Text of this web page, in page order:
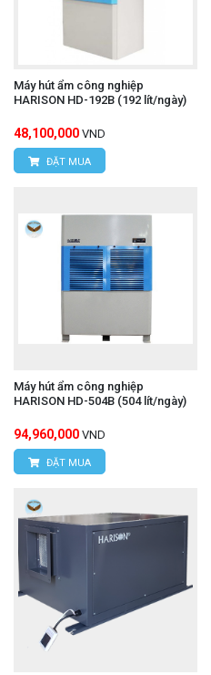
Máy hút ẩm công nghiệp
HARISON HD-192B (192 lít/ngày)
48,100,000 VND
ĐẶT MUA
Máy hút ẩm công nghiệp
HARISON HD-504B (504 lít/ngày)
94,960,000 VND
ĐẶT MUA